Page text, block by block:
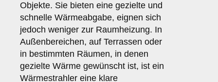
Objekte. Sie bieten eine gezielte und
schnelle Wärmeabgabe, eignen sich
jedoch weniger zur Raumheizung. In
Außenbereichen, auf Terrassen oder
in bestimmten Räumen, in denen
gezielte Wärme gewünscht ist, ist ein
Wärmestrahler eine klare